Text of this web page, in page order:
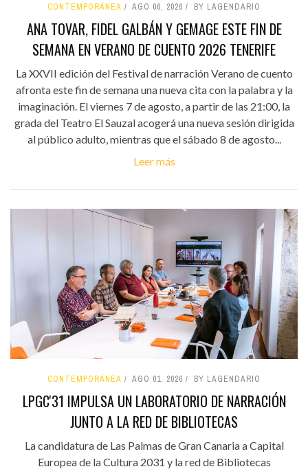
CONTEMPORÁNEA AGO 06, 2026 BY LAGENDARIO
ANA TOVAR, FIDEL GALBÁN Y GEMAGE ESTE FIN DE
SEMANA EN VERANO DE CUENTO 2026 TENERIFE
La XXVII edición del Festival de narración Verano de cuento
afronta este fin de semana una nueva cita con la palabra y la
imaginación. El viernes 7 de agosto, a partir de las 21:00, la
grada del Teatro El Sauzal acogerá una nueva sesión dirigida
al público adulto, mientras que el sábado 8 de agosto...
Leer más
CONTEMPORÁNEA AGO 01, 2026 BY LAGENDARIO
LPGC'31 IMPULSA UN LABORATORIO DE NARRACIÓN
JUNTO A LA RED DE BIBLIOTECAS
La candidatura de Las Palmas de Gran Canaria a Capital
Europea de la Cultura 2031 y la red de Bibliotecas